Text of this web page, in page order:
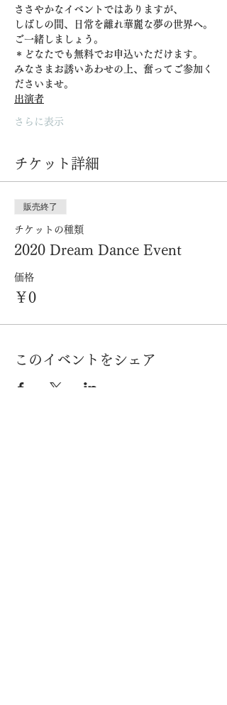
ささやかなイベントではありますが、
しばしの間、日常を離れ華麗な夢の世界へ。
ご一緒しましょう。
＊どなたでも無料でお申込いただけます。
みなさまお誘いあわせの上、奮ってご参加く
ださいませ。
出演者
さらに表示
チケット詳細
販売終了
チケットの種類
2020 Dream Dance Event
価格
￥0
このイベントをシェア